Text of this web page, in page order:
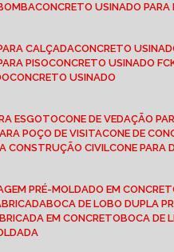
CONCRETO USINADO PARA
CALÇADA CONCRETO
PISO CONCRETO USINADO
CONCRETO USINADO
ESGOTO
CONE DE VEDAÇÃO
POÇO DE VISITA CONE DE
CONSTRUÇÃO CIVIL CONE
PRÉ-MOLDADO EM
BOCA DE LOBO DUPLA
EM CONCRETO BOCA DE